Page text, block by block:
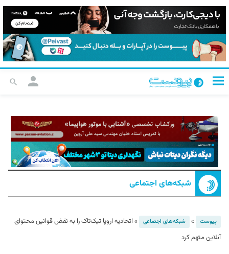
شبکه‌های اجتماعی
پیوست » شبکه‌های اجتماعی » اتحادیه اروپا تیک‌تاک را به نقض قوانین محتوای
آنلاین متهم کرد